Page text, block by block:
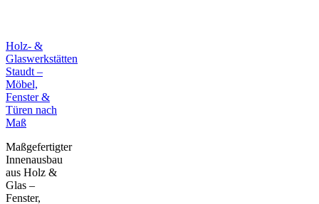
Holz- &
Glaswerkstätten
Staudt –
Möbel,
Fenster &
Türen nach
Maß
Maßgefertigter
Innenausbau
aus Holz &
Glas –
Fenster,